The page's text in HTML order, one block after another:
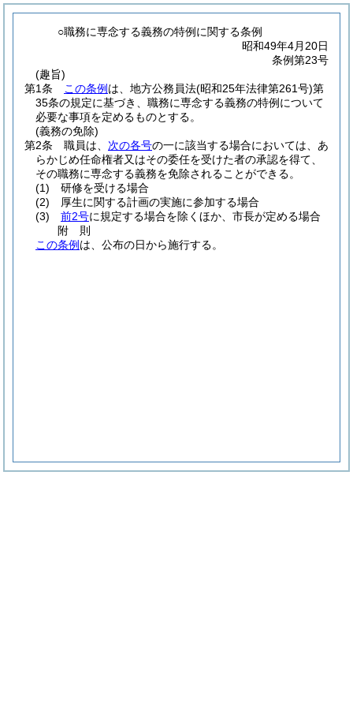
○職務に専念する義務の特例に関する条例
昭和49年4月20日
条例第23号
(趣旨)
第1条
この条例 は、地方公務員法(昭和25年法律第261号)第
35条の規定に基づき、職務に専念する義務の特例について
必要な事項を定めるものとする。
(義務の免除)
第2条
職員は、 次の各号の一に該当する場合においては、あ
らかじめ任命権者又はその委任を受けた者の承認を得て、
その職務に専念する義務を免除されることができる。
(1)
研修を受ける場合
(2)
厚生に関する計画の実施に参加する場合
(3)
前2号に規定する場合を除くほか、市長が定める場合
附 則
この条例 は、公布の日から施行する。